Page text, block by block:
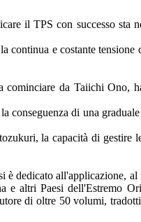
il TPS con successo sta
e costante
da Taiichi Ono,
di una
la capacità di gestire
dedicato all'applicazione,
altri Paesi dell'Estremo
di oltre 50 volumi,